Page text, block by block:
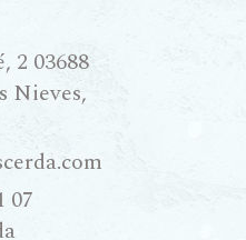
2 03688
Nieves,
07